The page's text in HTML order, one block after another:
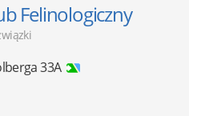
Felinologiczny
33A